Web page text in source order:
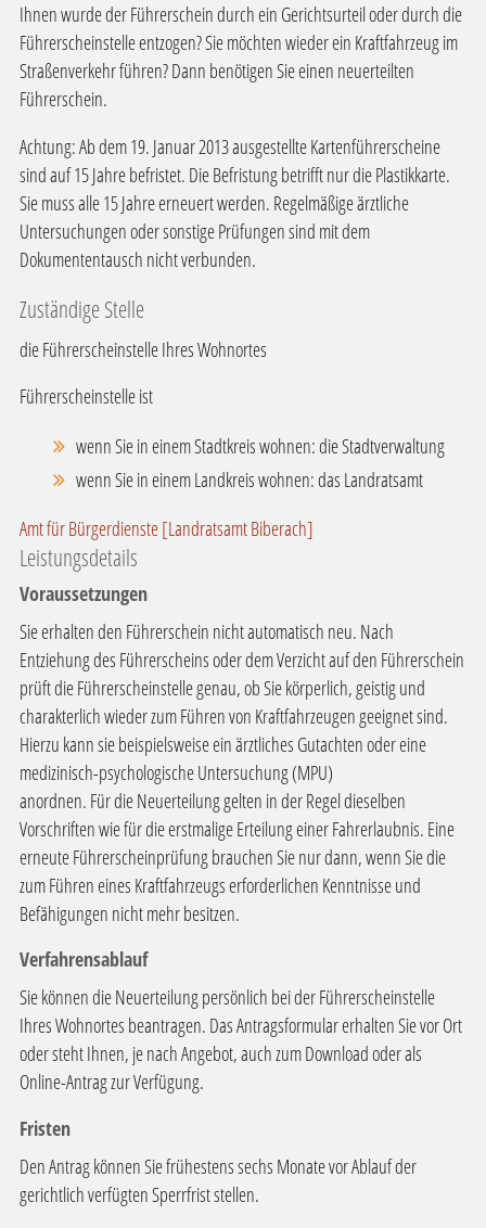
Ihnen wurde der Führerschein durch ein Gerichtsurteil oder durch die
Führerscheinstelle entzogen? Sie möchten wieder ein Kraftfahrzeug im
Straßenverkehr führen? Dann benötigen Sie einen neuerteilten
Führerschein.
Achtung:Ab dem 19. Januar 2013 ausgestellte Kartenführerscheine
sind auf 15 Jahre befristet. Die Befristung betrifft nur die Plastikkarte.
Sie muss alle 15 Jahre erneuert werden. Regelmäßige ärztliche
Untersuchungen oder sonstige Prüfungen sind mit dem
Dokumententausch nicht verbunden.
Zuständige Stelle
die Führerscheinstelle Ihres Wohnortes
Führerscheinstelle ist
wenn Sie in einem Stadtkreis wohnen: die Stadtverwaltung
wenn Sie in einem Landkreis wohnen: das Landratsamt
Amt für Bürgerdienste [Landratsamt Biberach]
Leistungsdetails
Voraussetzungen
Sie erhalten den Führerschein nicht automatisch neu. Nach
Entziehung des Führerscheins oder dem Verzicht auf den Führerschein
prüft die Führerscheinstelle genau, ob Sie körperlich, geistig und
charakterlich wieder zum Führen von Kraftfahrzeugen geeignet sind.
Hierzu kann sie beispielsweise ein ärztliches Gutachten oder eine
medizinisch-psychologische Untersuchung (MPU)
anordnen. Für die Neuerteilung gelten in der Regel dieselben
Vorschriften wie für die erstmalige Erteilung einer Fahrerlaubnis. Eine
erneute Führerscheinprüfung brauchen Sie nur dann, wenn Sie die
zum Führen eines Kraftfahrzeugs erforderlichen Kenntnisse und
Befähigungen nicht mehr besitzen.
Verfahrensablauf
Sie können die Neuerteilung persönlich bei der Führerscheinstelle
Ihres Wohnortes beantragen. Das Antragsformular erhalten Sie vor Ort
oder steht Ihnen, je nach Angebot, auch zum Download oder als
Online-Antrag zur Verfügung.
Fristen
Den Antrag können Sie frühestens sechs Monate vor Ablauf der
gerichtlich verfügten Sperrfrist stellen.